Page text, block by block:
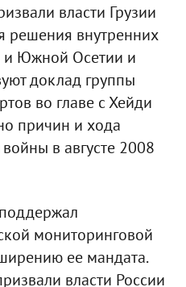
власти Грузии
решения внутренних
и Южной Осетии и
доклад группы
во главе с Хейди
причин и хода
в августе 2008
мониторинговой
ее мандата.
власти России